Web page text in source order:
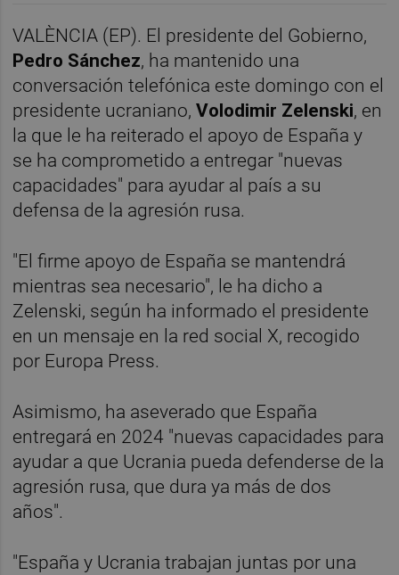
VALÈNCIA (EP). El presidente del Gobierno,
Pedro Sánchez, ha mantenido una
conversación telefónica este domingo con el
presidente ucraniano,Volodimir Zelenski, en
la que le ha reiterado el apoyo de España y
se ha comprometido a entregar "nuevas
capacidades" para ayudar al país a su
defensa de la agresión rusa.
"El firme apoyo de España se mantendrá
mientras sea necesario", le ha dicho a
Zelenski, según ha informado el presidente
en un mensaje en la red social X, recogido
por Europa Press.
Asimismo, ha aseverado que España
entregará en 2024 "nuevas capacidades para
ayudar a que Ucrania pueda defenderse de la
agresión rusa, que dura ya más de dos
años".
"España y Ucrania trabajan juntas por una